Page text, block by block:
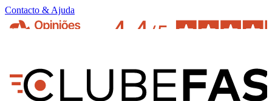
Contacto & Ajuda